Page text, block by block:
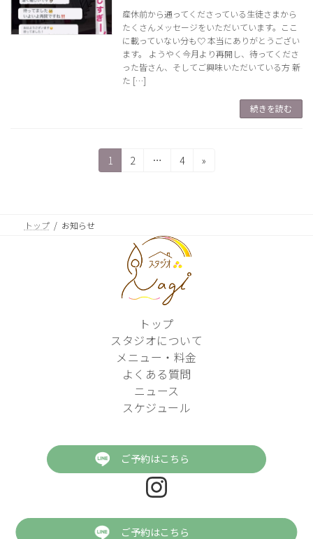
産休前から通ってくださっている生徒さまから
たくさんメッセージをいただいています。ここ
に載っていない分も♡ 本当にありがとうござい
ます。 ようやく今月より再開し、待ってくださ
った皆さん、そしてご興味いただいている方 新
た […]
続きを読む
ペ
固
定
1
固
2 …
固
4 »
トップ お知らせ
トップ
スタジオについて
メニュー・料金
よくある質問
ニュース
スケジュール
ご予約はこちら
Instagram
©スタジオNagi
ご予約はこちら